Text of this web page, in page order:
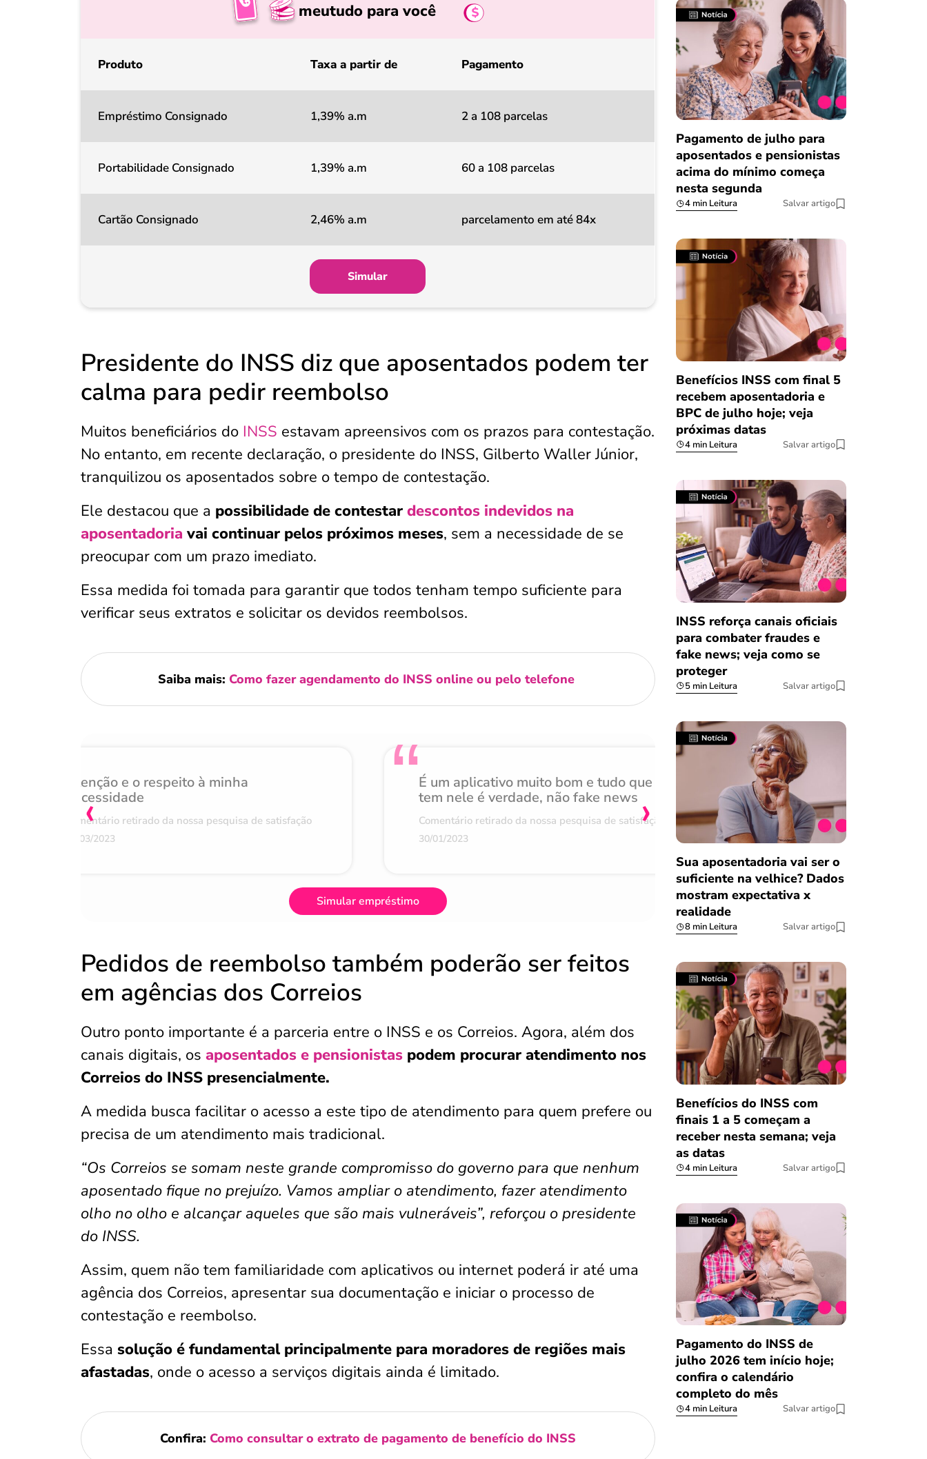
meutudo para você
Produto Taxa a partir de Pagamento
Empréstimo Consignado 1,39% a.m 2 a 108 parcelas
Portabilidade Consignado 1,39% a.m 60 a 108 parcelas
Cartão Consignado 2,46% a.m parcelamento em até 84x
Simular
Presidente do INSS diz que aposentados podem ter
calma para pedir reembolso
Muitos beneficiários do INSS estavam apreensivos com os prazos para contestação.
No entanto, em recente declaração, o presidente do INSS, Gilberto Waller Júnior,
tranquilizou os aposentados sobre o tempo de contestação.
Ele destacou que a possibilidade de contestar descontos indevidos na
aposentadoria vai continuar pelos próximos meses, sem a necessidade de se
preocupar com um prazo imediato.
Essa medida foi tomada para garantir que todos tenham tempo suficiente para
verificar seus extratos e solicitar os devidos reembolsos.
Saiba mais: Como fazer agendamento do INSS online ou pelo telefone
Atenção e o respeito à minha
necessidade
Comentário retirado da nossa pesquisa de satisfação
07/03/2023
É um aplicativo muito bom e tudo que
tem nele é verdade, não fake news
Comentário retirado da nossa pesquisa de satisfação
30/01/2023
Achei muito rápido,
burocracia
Comentário retirado da nossa
08/03/2023
‹ ›
Simular empréstimo
Pedidos de reembolso também poderão ser feitos
em agências dos Correios
Outro ponto importante é a parceria entre o INSS e os Correios. Agora, além dos
canais digitais, os aposentados e pensionistas podem procurar atendimento nos
Correios do INSS presencialmente.
A medida busca facilitar o acesso a este tipo de atendimento para quem prefere ou
precisa de um atendimento mais tradicional.
“Os Correios se somam neste grande compromisso do governo para que nenhum
aposentado fique no prejuízo. Vamos ampliar o atendimento, fazer atendimento
olho no olho e alcançar aqueles que são mais vulneráveis”, reforçou o presidente
do INSS.
Assim, quem não tem familiaridade com aplicativos ou internet poderá ir até uma
agência dos Correios, apresentar sua documentação e iniciar o processo de
contestação e reembolso.
Essa solução é fundamental principalmente para moradores de regiões mais
afastadas, onde o acesso a serviços digitais ainda é limitado.
Confira: Como consultar o extrato de pagamento de benefício do INSS
Pagamento de julho para
aposentados e pensionistas
acima do mínimo começa
nesta segunda
4 min Leitura Salvar artigo
Benefícios INSS com final 5
recebem aposentadoria e
BPC de julho hoje; veja
próximas datas
4 min Leitura Salvar artigo
INSS reforça canais oficiais
para combater fraudes e
fake news; veja como se
proteger
5 min Leitura Salvar artigo
Sua aposentadoria vai ser o
suficiente na velhice? Dados
mostram expectativa x
realidade
8 min Leitura Salvar artigo
Benefícios do INSS com
finais 1 a 5 começam a
receber nesta semana; veja
as datas
4 min Leitura Salvar artigo
Pagamento do INSS de
julho 2026 tem início hoje;
confira o calendário
completo do mês
4 min Leitura Salvar artigo